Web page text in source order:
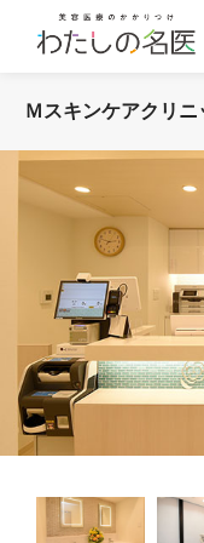
Ｍスキンケアクリニ